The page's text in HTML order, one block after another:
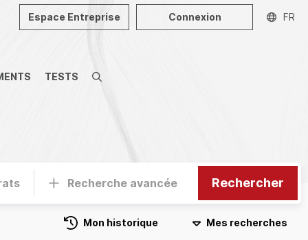
TESTS Recherche
Espace Entreprise Connexion FR
Recherche avancée Rechercher
Mon historique Mes recherches